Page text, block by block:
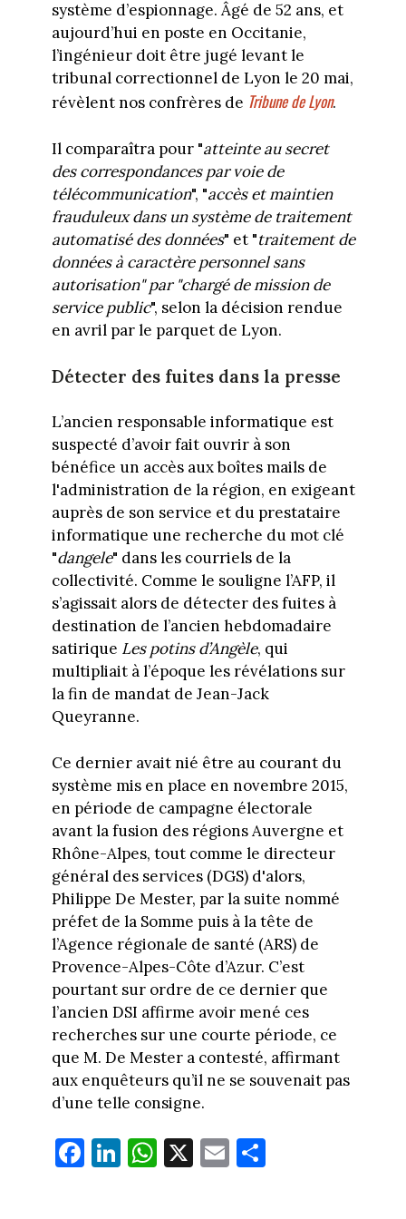
système d’espionnage. Âgé de 52 ans, et
aujourd’hui en poste en Occitanie,
l’ingénieur doit être jugé levant le
tribunal correctionnel de Lyon le 20 mai,
révèlent nos confrères de Tribune de Lyon.
Il comparaîtra pour "atteinte au secret
des correspondances par voie de
télécommunication", "accès et maintien
frauduleux dans un système de traitement
automatisé des données" et "traitement de
données à caractère personnel sans
autorisation" par "chargé de mission de
service public", selon la décision rendue
en avril par le parquet de Lyon.
Détecter des fuites dans la presse
L’ancien responsable informatique est
suspecté d’avoir fait ouvrir à son
bénéfice un accès aux boîtes mails de
l'administration de la région, en exigeant
auprès de son service et du prestataire
informatique une recherche du mot clé
"dangele" dans les courriels de la
collectivité. Comme le souligne l’AFP, il
s’agissait alors de détecter des fuites à
destination de l’ancien hebdomadaire
satirique Les potins d’Angèle, qui
multipliait à l’époque les révélations sur
la fin de mandat de Jean-Jack
Queyranne.
Ce dernier avait nié être au courant du
système mis en place en novembre 2015,
en période de campagne électorale
avant la fusion des régions Auvergne et
Rhône-Alpes, tout comme le directeur
général des services (DGS) d'alors,
Philippe De Mester, par la suite nommé
préfet de la Somme puis à la tête de
l’Agence régionale de santé (ARS) de
Provence-Alpes-Côte d’Azur. C’est
pourtant sur ordre de ce dernier que
l’ancien DSI affirme avoir mené ces
recherches sur une courte période, ce
que M. De Mester a contesté, affirmant
aux enquêteurs qu’il ne se souvenait pas
d’une telle consigne.
Fa
ce
Li
nk
W
ha
X E
m
Pa